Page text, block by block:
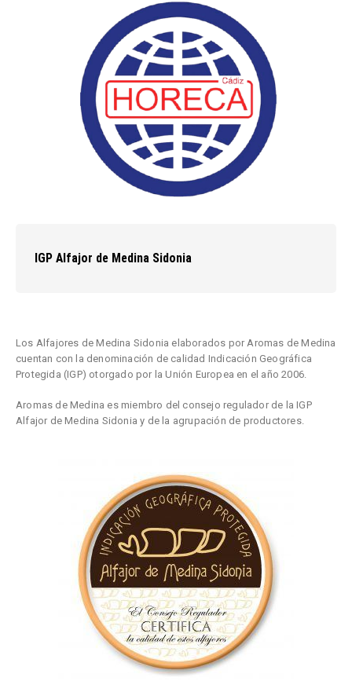
IGP Alfajor de Medina Sidonia
Los Alfajores de Medina Sidonia elaborados por Aromas de Medina
cuentan con la denominación de calidad Indicación Geográfica
Protegida (IGP) otorgado por la Unión Europ ea en el año 2006.
Aromas de Medina es miembro del consejo regulador de la IGP
Alfajor de Medina Sidonia y de la agrupación de productores.